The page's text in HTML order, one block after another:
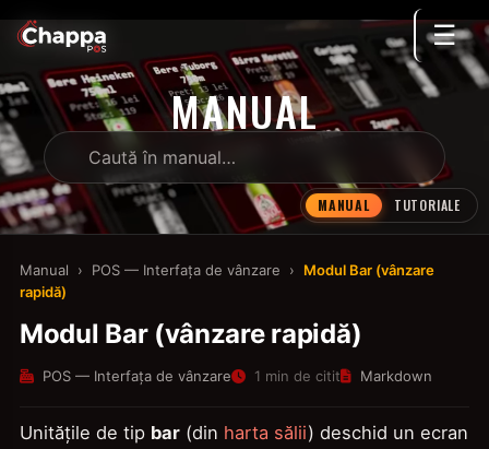
☰
MANUAL
MANUAL TUTORIALE
Manual › POS — Interfața de vânzare › Modul Bar (vânzare
rapidă)
Modul Bar (vânzare rapidă)
POS — Interfața de vânzare 1 min de citit Markdown
Unitățile de tip bar (din harta sălii) deschid un ecran